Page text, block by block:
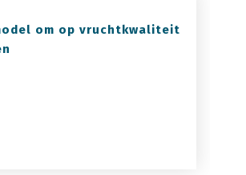
om op vruchtkwaliteit